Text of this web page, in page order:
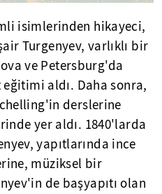
isimlerinden hikayeci,
Turgenyev, varlıklı bir
ve Petersburg'da
aldı. Daha sonra,
derslerine
yer aldı. 1840'larda
yapıtlarında ince
müziksel bir
de başyapıtı olan